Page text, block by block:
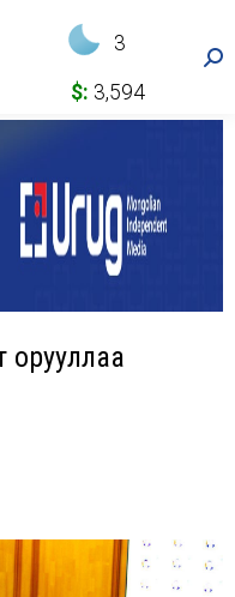
3
$: 3,594
орууллаа